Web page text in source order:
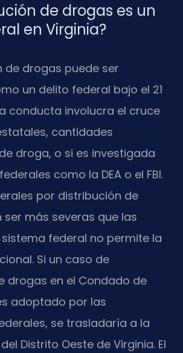
de drogas es un
en Virginia?
de drogas puede ser
un delito federal bajo el 21
la conducta involucra el cruce
cantidades
droga, o si es investigada
como la DEA o el FBI.
por distribución de
ser más severas que las
federal no permite la
Si un caso de
drogas en el Condado de
adoptado por las
se trasladaría a la
Distrito Oeste de Virginia. El